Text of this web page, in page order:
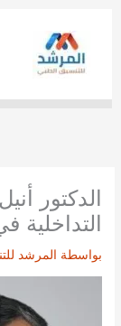
الدكتور
التداخلية
بواسطة المرشد